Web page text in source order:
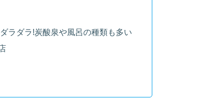
ラダラ!炭酸泉や風呂の種類も多い